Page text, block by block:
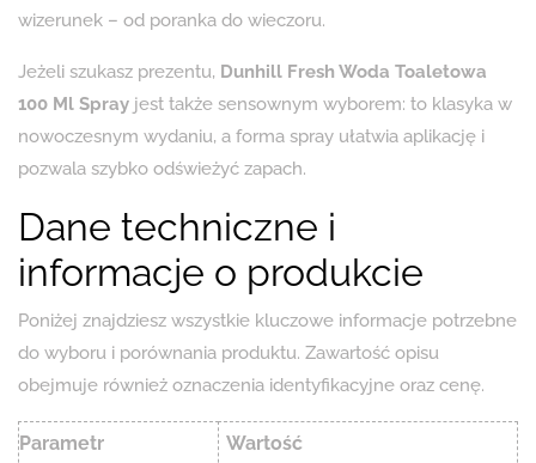
wizerunek – od poranka do wieczoru.
Jeżeli szukasz prezentu, Dunhill Fresh Woda Toaletowa
100 Ml Spray jest także sensownym wyborem: to klasyka w
nowoczesnym wydaniu, a forma spray ułatwia aplikację i
pozwala szybko odświeżyć zapach.
Dane techniczne i
informacje o produkcie
Poniżej znajdziesz wszystkie kluczowe informacje potrzebne
do wyboru i porównania produktu. Zawartość opisu
obejmuje również oznaczenia identyfikacyjne oraz cenę.
Parametr Wartość